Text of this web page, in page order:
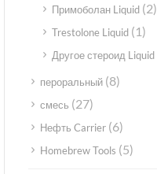
Примоболан Liquid (2)
Trestolone Liquid (1)
Другое стероид Liquid
пероральный (8)
смесь (27)
Нефть Carrier (6)
Homebrew Tools (5)